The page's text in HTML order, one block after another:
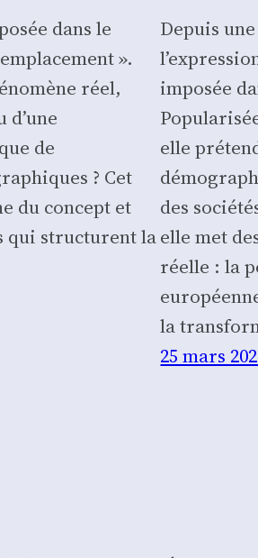
dans le
».
réel,
d’une
de
? Cet
du concept et
qui structurent la
Depuis
impo­sée
elle
des
elle met
réelle : la
la
25 mars